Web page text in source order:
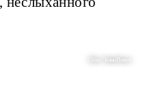
Okko / КиноПоиск